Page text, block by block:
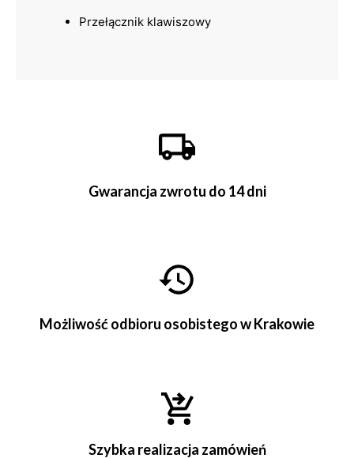
Przełącznik klawiszowy
Gwarancja zwrotu do 14 dni
Możliwość odbioru osobistego w Krakowie
Szybka realizacja zamówień